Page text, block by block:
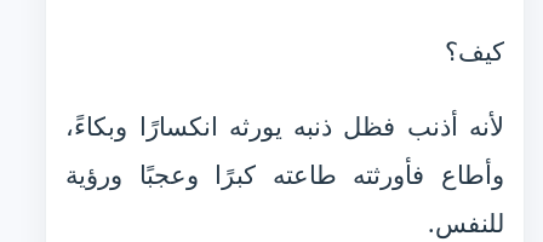
كيف؟
لأنه أذنب فظل ذنبه يورثه انكسارًا وبكاءً،
وأطاع فأورثته طاعته كبرًا وعجبًا ورؤية
للنفس.